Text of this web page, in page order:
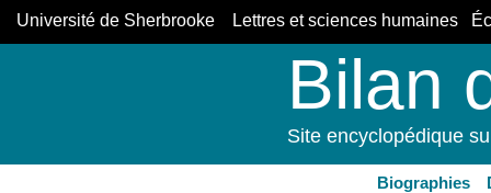
Université de Sherbrooke Lettres et sciences humaines
Bilan
Site encyclopédique
Biographies